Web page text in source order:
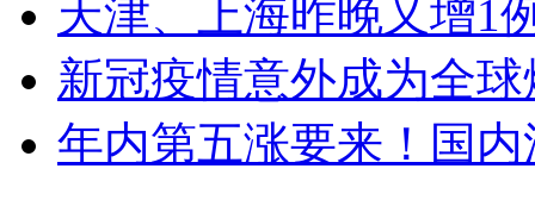
天津、上海昨晚又增1
新冠疫情意外成为全
年内第五涨要来！国